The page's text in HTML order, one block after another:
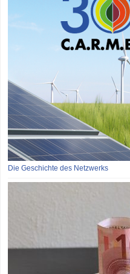
Die Geschichte des Netzwerks